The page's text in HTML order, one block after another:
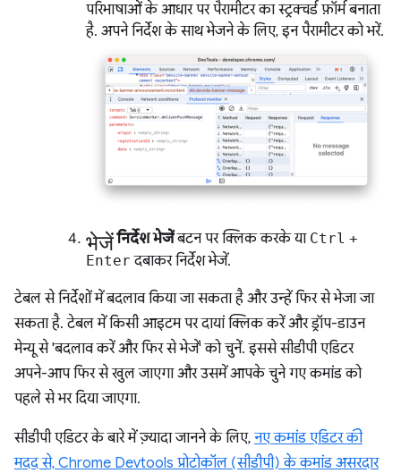
परिभाषाओं के आधार पर पैरामीटर का स्ट्रक्चर्ड फ़ॉर्म बनाता
है. अपने निर्देश के साथ भेजने के लिए, इन पैरामीटर को भरें.
भेजें निर्देश भेजेंबटन पर क्लिक करके या Ctrl +
Enter दबाकर निर्देश भेजें.
टेबल से निर्देशों में बदलाव किया जा सकता है और उन्हें फिर से भेजा जा
सकता है. टेबल में किसी आइटम पर दायां क्लिक करें और ड्रॉप-डाउन
मेन्यू से 'बदलाव करें और फिर से भेजें' को चुनें. इससे सीडीपी एडिटर
अपने-आप फिर से खुल जाएगा और उसमें आपके चुने गए कमांड को
पहले से भर दिया जाएगा.
सीडीपी एडिटर के बारे में ज़्यादा जानने के लिए, नए कमांड एडिटर की
मदद से, Chrome Devtools प्रोटोकॉल (सीडीपी) के कमांड असरदार